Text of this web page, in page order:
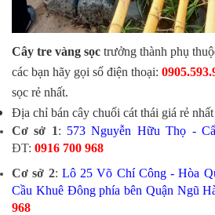
Cây tre vàng sọc trưởng thành phụ
các bạn hãy gọi số điện thoại:
sọc rẻ nhất.
Địa chỉ bán cây chuối cát thái giá rẻ nhất
Cơ sở 1: 573 Nguyễn Hữu Thọ -
ĐT: 0916 700 968
Cơ sở 2: Lô 25 Võ Chí Công - Hòa
Cầu Khuê Đông phía bên Quận Ngũ
968